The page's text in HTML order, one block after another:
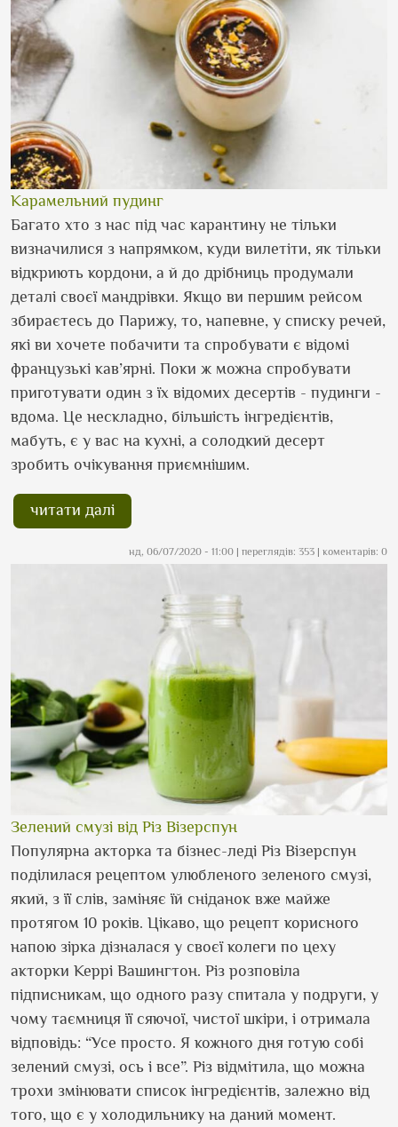
Карамельний пудинг
Багато хто з нас під час карантину не тільки
визначилися з напрямком, куди вилетіти, як тільки
відкриють кордони, а й до дрібниць продумали
деталі своєї мандрівки. Якщо ви першим рейсом
збираєтесь до Парижу, то, напевне, у списку речей,
які ви хочете побачити та спробувати є відомі
французькі кав’ярні. Поки ж можна спробувати
приготувати один з їх відомих десертів - пудинги -
вдома. Це нескладно, більшість інгредієнтів,
мабуть, є у вас на кухні, а солодкий десерт
зробить очікування приємнішим.
читати далі
нд, 06/07/2020 - 11:00 | переглядів: 353 | коментарів: 0
Зелений смузі від Різ Візерспун
Популярна акторка та бізнес-леді Різ Візерспун
поділилася рецептом улюбленого зеленого смузі,
який, з її слів, заміняє їй сніданок вже майже
протягом 10 років. Цікаво, що рецепт корисного
напою зірка дізналася у своєї колеги по цеху
акторки Керрі Вашингтон. Різ розповіла
підписникам, що одного разу спитала у подруги, у
чому таємниця її сяючої, чистої шкіри, і отримала
відповідь: “Усе просто. Я кожного дня готую собі
зелений смузі, ось і все”. Різ відмітила, що можна
трохи змінювати список інгредієнтів, залежно від
того, що є у холодильнику на даний момент.